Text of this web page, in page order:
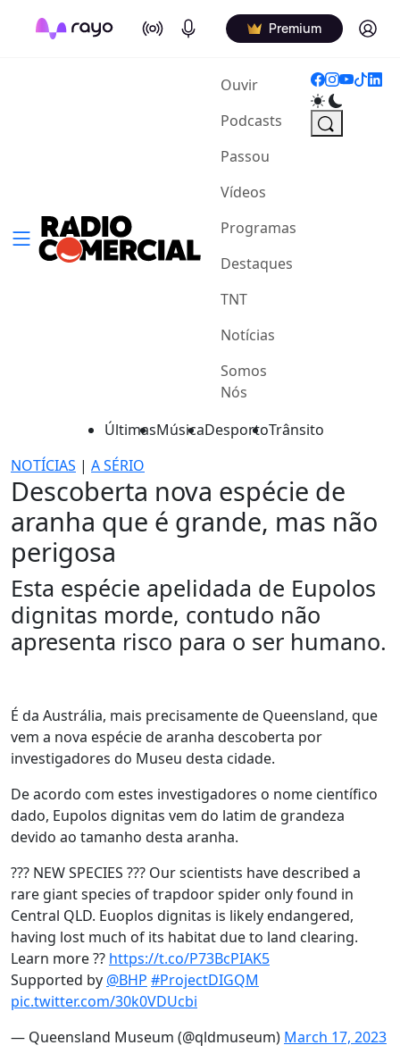
On Air Podcasts Premium Log in
Ouvir(current)
Podcasts
Passou
Vídeos
Programas
Destaques
TNT
Notícias
Somos
Nós
ÚltimasMúsicaDesportoTrânsito
NOTÍCIAS | A SÉRIO
Descoberta nova espécie de
aranha que é grande, mas não
perigosa
Esta espécie apelidada de Eupolos
dignitas morde, contudo não
apresenta risco para o ser humano.
É da Austrália, mais precisamente de Queensland, que
vem a nova espécie de aranha descoberta por
investigadores do Museu desta cidade.
De acordo com estes investigadores o nome científico
dado, Eupolos dignitas vem do latim de grandeza
devido ao tamanho desta aranha.
??? NEW SPECIES ??? Our scientists have described a
rare giant species of trapdoor spider only found in
Central QLD. Euoplos dignitas is likely endangered,
having lost much of its habitat due to land clearing.
Learn more ?? https://t.co/P73BcPIAK5
Supported by @BHP #ProjectDIGQM
pic.twitter.com/30k0VDUcbi
— Queensland Museum (@qldmuseum) March 17, 2023